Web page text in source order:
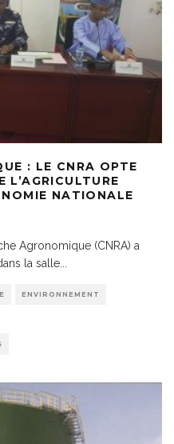
: LE CNRA OPTE
NATIONALE
Agronomique (CNRA) a
la salle
ENVIRONNEMENT